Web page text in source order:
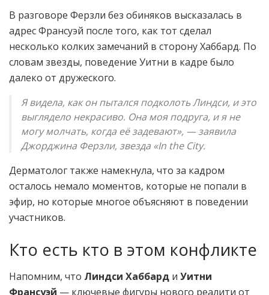
В разговоре Ферзли без обиняков высказалась в
адрес Франсуэй после того, как тот сделал
несколько колких замечаний в сторону Хаббард. По
словам звезды, поведение Уитни в кадре было
далеко от дружеского.
Я видела, как он пытался подколоть Линдси, и это
выглядело некрасиво. Она моя подруга, и я не
могу молчать, когда её задевают», — заявила
Джорджина Ферзли, звезда «In the City.
Дерматолог также намекнула, что за кадром
осталось немало моментов, которые не попали в
эфир, но которые многое объясняют в поведении
участников.
Кто есть кто в этом конфликте
Напомним, что Линдси Хаббард и Уитни
Франсуэй — ключевые фигуры нового реалити от